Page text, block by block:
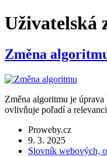
Uživatelská
Změna
Změna algoritmu je
ovlivňuje pořadí a
Proweby.cz
9. 3. 2025
Slovník webových,